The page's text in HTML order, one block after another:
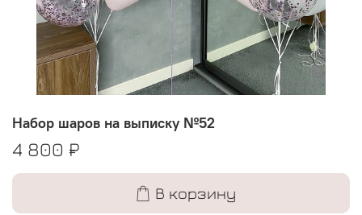
Набор шаров на выписку №52
4 800 ₽
В корзину